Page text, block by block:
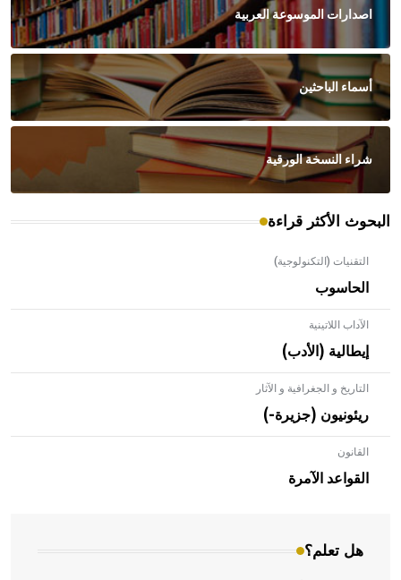
اصدارات الموسوعة العربية
أسماء الباحثين
شراء النسخة الورقية
البحوث الأكثر قراءة
التقنيات (التكنولوجية)
الحاسوب
الآداب اللاتينية
إيطالية (الأدب)
التاريخ و الجغرافية و الآثار
ريئونيون (جزيرة-)
القانون
القواعد الآمرة
هل تعلم؟
- هل تعلم أن الأبلق نوع من الفنون الهندسية التي ارتبطت
بالعمارة الإسلامية في بلاد الشام ومصر خاصة، حيث يحرص
المعمار على بناء مداميكه وخاصة في الواجهات